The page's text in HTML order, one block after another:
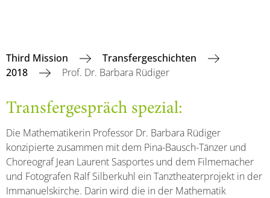
Third Mission
Transfergeschichten
2018
Prof. Dr. Barbara Rüdiger
Transfergespräch spezial:
Die Mathematikerin Professor Dr. Barbara Rüdiger
konzipierte zusammen mit dem Pina-Bausch-Tänzer und
Choreograf Jean Laurent Sasportes und dem Filmemacher
und Fotografen Ralf Silberkuhl ein Tanztheaterprojekt in der
Immanuelskirche. Darin wird die in der Mathematik